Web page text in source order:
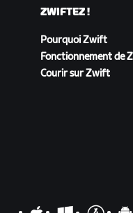
ZWIFTEZ !
Pourquoi Zwift
Fonctionnement de
Courir sur Zwift